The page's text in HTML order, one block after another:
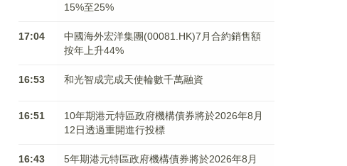
15%至25%
17:04
中國海外宏洋集團(00081.HK)7月合約銷售額
按年上升44%
16:53 和光智成完成天使輪數千萬融資
16:51
10年期港元特區政府機構債券將於2026年8月
12日透過重開進行投標
16:43
5年期港元特區政府機構債券將於2026年8月